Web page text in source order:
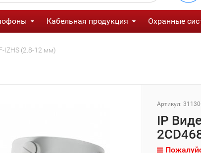
Кабельная продукция Охранные
IZHS (2.8-12 мм)
Артикул:
IP